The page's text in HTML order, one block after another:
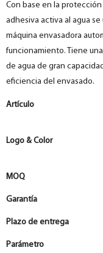
Con base en la
adhesiva activa al agua
máquina envasadora
funcionamiento. Tiene
de agua de gran
eficiencia del envasado.
Artículo
Logo & Color
MOQ
Garantía
Plazo de entrega
Parámetro